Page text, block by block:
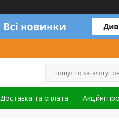
Доставка та оплата Акційні